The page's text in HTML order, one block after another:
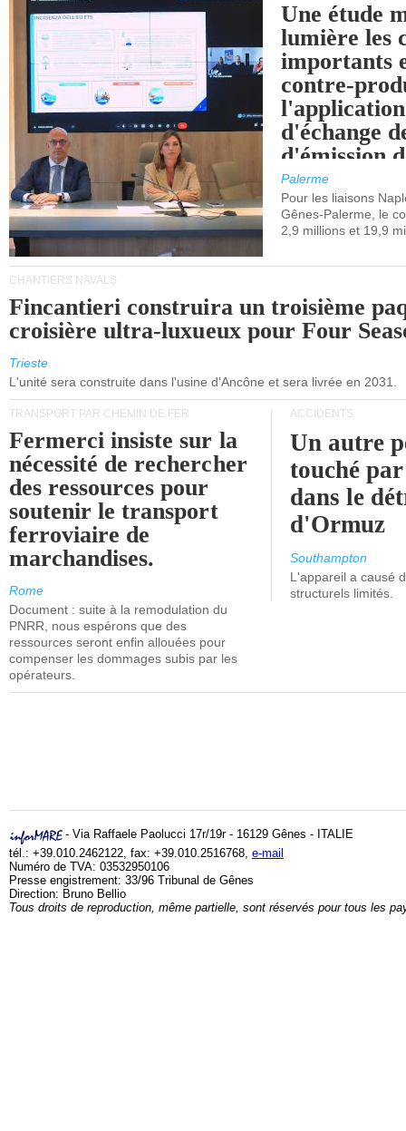
Une étude
lumière les
importants
contre-
d'échange
d'émission
(SEQE-UE)
maritimes
occidentale.
Palerme
Pour les liaisons
Gênes-Palerme, le
2,9 millions et 19,9
CHANTIERS NAVALS
Fincantieri construira un troisième
croisière ultra-luxueux pour Four
Trieste
L'unité sera construite dans l'usine d'Ancône et sera livrée en 2031.
TRANSPORT PAR CHEMIN DE FER
Fermerci insiste sur la
nécessité de rechercher
des ressources pour
soutenir le transport
ferroviaire de
marchandises.
Rome
Document : suite à la remodulation du
PNRR, nous espérons que des
ressources seront enfin allouées pour
compenser les dommages subis par les
opérateurs.
ACCIDENTS
Un autre
touché
dans le
d'Ormuz
Southampton
L'appareil a causé
structurels limités.
- Via Raffaele Paolucci 17r/19r - 16129 Gênes - ITALIE
tél.: +39.010.2462122, fax: +39.010.2516768, e-mail
Numéro de TVA: 03532950106
Presse engistrement: 33/96 Tribunal de Gênes
Direction: Bruno Bellio
Tous droits de reproduction, même partielle, sont réservés pour tous les